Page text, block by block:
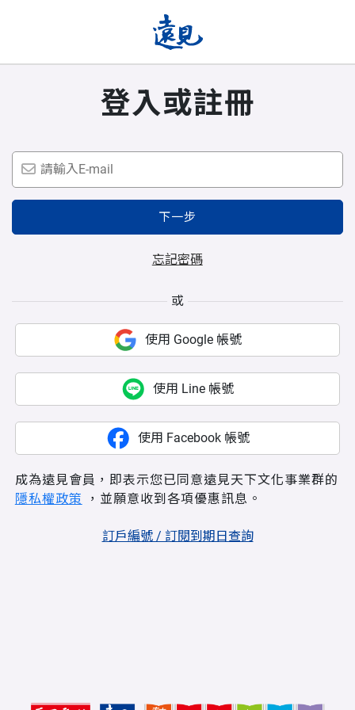
登入或註冊
下一步
忘記密碼
或
使用 Google 帳號
使用 Line 帳號
使用 Facebook 帳號
成為遠見會員，即表示您已同意遠見天下文化事業群的
隱私權政策 ，並願意收到各項優惠訊息。
訂戶編號 / 訂閱到期日查詢